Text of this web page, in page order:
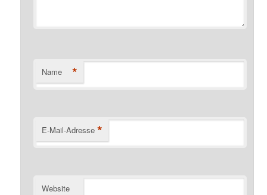
Name *
E-Mail-Adresse *
Website